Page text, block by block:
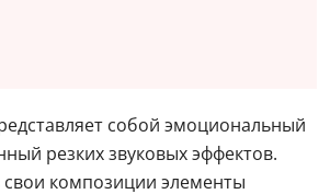
собой эмоциональный
резких звуковых эффектов.
свои композиции элементы